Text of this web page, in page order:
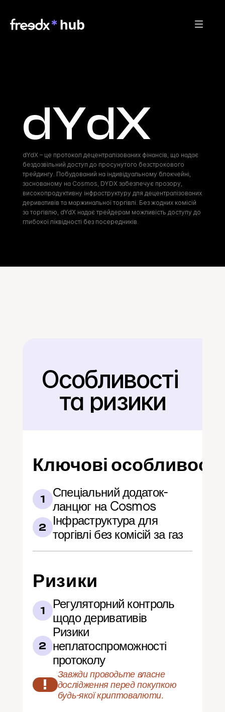
dYdX
dYdX – це протокол децентралізованих фінансів, що надає
бездозвільний доступ до просунутого безстрокового
трейдингу. Побудований на індивідуальному блокчейні,
заснованому на Cosmos, DYDX забезпечує прозору,
високопродуктивну інфраструктуру для децентралізованих
деривативів та маржинальної торгівлі. Без жодних комісій
за торгівлю, dYdX надає трейдерам можливість доступу до
глибокої ліквідності без посередників.
Назад
Особливості
та ризики
Ключові особливості
1
Спеціальний додаток-
ланцюг на Cosmos
2
Інфраструктура для
торгівлі без комісій за газ
Ризики
1
Регуляторний контроль
щодо деривативів
2
Ризики
неплатоспроможності
протоколу
!
Завжди проводьте власне
дослідження перед покупкою
будь-якої криптовалюти.